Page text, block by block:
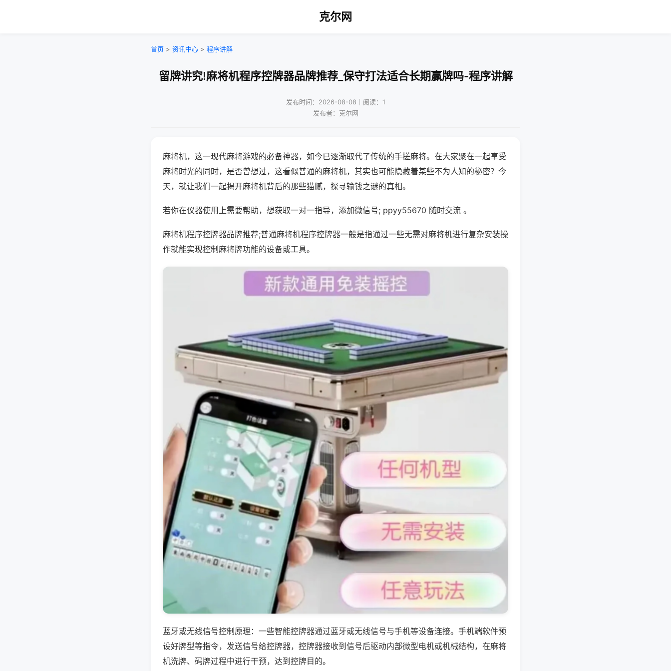
克尔网
首页 > 资讯中心 > 程序讲解
留牌讲究!麻将机程序控牌器品牌推荐_保守打法适合长期赢牌吗-程序讲解
发布时间：2026-08-08｜阅读：1
发布者：克尔网
麻将机，这一现代麻将游戏的必备神器，如今已逐渐取代了传统的手搓麻将。在大家聚在一起享受
麻将时光的同时，是否曾想过，这看似普通的麻将机，其实也可能隐藏着某些不为人知的秘密？今
天，就让我们一起揭开麻将机背后的那些猫腻，探寻输钱之谜的真相。
若你在仪器使用上需要帮助，想获取一对一指导，添加微信号; ppyy55670 随时交流 。
麻将机程序控牌器品牌推荐;普通麻将机程序控牌器一般是指通过一些无需对麻将机进行复杂安装操
作就能实现控制麻将牌功能的设备或工具。
蓝牙或无线信号控制原理：一些智能控牌器通过蓝牙或无线信号与手机等设备连接。手机端软件预
设好牌型等指令，发送信号给控牌器，控牌器接收到信号后驱动内部微型电机或机械结构，在麻将
机洗牌、码牌过程中进行干预，达到控牌目的。